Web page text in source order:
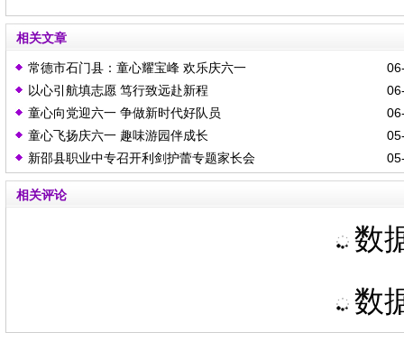
相关文章
常德市石门县：童心耀宝峰 欢乐庆六一
以心引航填志愿 笃行致远赴新程
童心向党迎六一 争做新时代好队员
童心飞扬庆六一 趣味游园伴成长
新邵县职业中专召开利剑护蕾专题家长会
相关评论
数
数